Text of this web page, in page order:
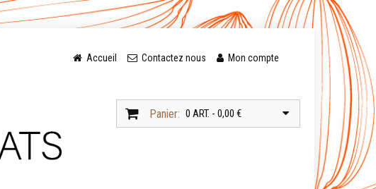
Accueil Contactez nous Mon compte
Panier: 0 ART. - 0,00 €